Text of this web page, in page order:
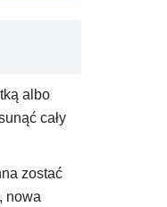
albo
cały
zostać
nowa